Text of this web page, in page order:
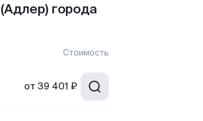
города
Стоимость
от 39 401 ₽